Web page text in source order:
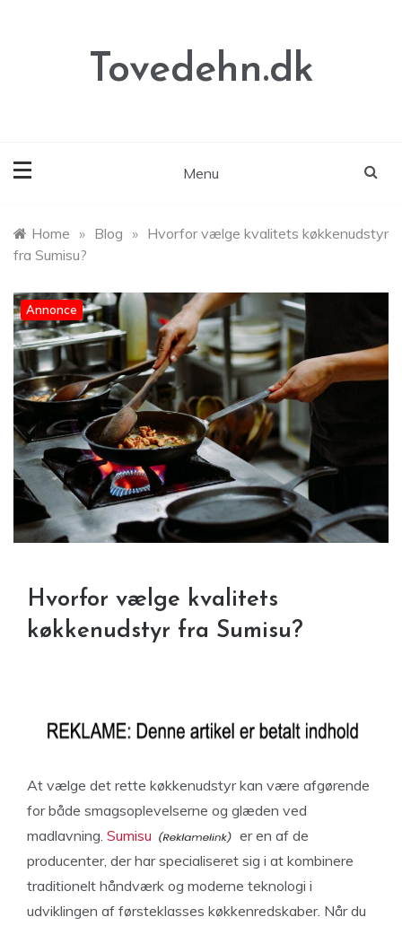
Tovedehn.dk
Menu
Home » Blog » Hvorfor vælge kvalitets køkkenudstyr
fra Sumisu?
Annonce
Hvorfor vælge kvalitets
køkkenudstyr fra Sumisu?
At vælge det rette køkkenudstyr kan være afgørende
for både smagsoplevelserne og glæden ved
madlavning. Sumisu
er en af de
producenter, der har specialiseret sig i at kombinere
traditionelt håndværk og moderne teknologi i
udviklingen af førsteklasses køkkenredskaber. Når du